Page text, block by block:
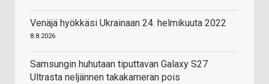
Venäjä hyökkäsi Ukrainaan 24. helmikuuta 2022
8.8.2026
Samsungin huhutaan tiputtavan Galaxy S27
Ultrasta neljännen takakameran pois